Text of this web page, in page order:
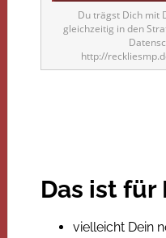
Du trägst Dich mit
gleichzeitig in den
http://
Das ist für
vielleicht Dein